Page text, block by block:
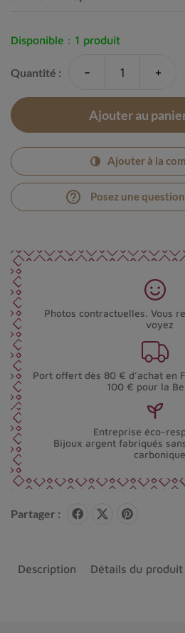
Disponible : 1 produit
Quantité : - +
Ajouter au
Ajouter à la
help_outline Posez une
Photos contractuelles. Vous
voyez
Port offert dès 80 € d’achat en
100 € pour la
Entreprise éco-
Bijoux argent fabriqués
carbonique
Partager :
Description Détails du produit